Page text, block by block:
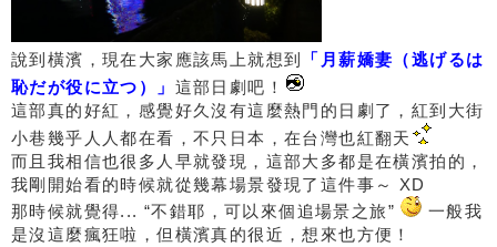
說到橫濱，現在大家應該馬上就想到
「月薪嬌妻（逃げるは
恥だが役に立つ）」 這部日劇吧！
這部真的好紅，感覺好久沒有這麼熱門的日劇了，紅到大街
小巷幾乎人人都在看，不只日本，在台灣也紅翻天
而且我相信也很多人早就發現，這部大多都是在橫濱拍的，
我剛開始看的時候就從幾幕場景發現了這件事～ XD
那時候就覺得... “不錯耶，可以來個追場景之旅”
一般我
是沒這麼瘋狂啦，但橫濱真的很近，想來也方便！